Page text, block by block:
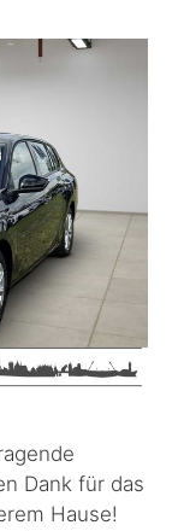
Dank für das
Hause!